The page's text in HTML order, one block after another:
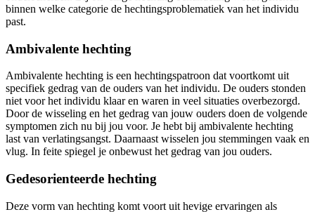
binnen welke categorie de hechtingsproblematiek van het individu
past.
Ambivalente hechting
Ambivalente hechting is een hechtingspatroon dat voortkomt uit
specifiek gedrag van de ouders van het individu. De ouders stonden
niet voor het individu klaar en waren in veel situaties overbezorgd.
Door de wisseling en het gedrag van jouw ouders doen de volgende
symptomen zich nu bij jou voor. Je hebt bij ambivalente hechting
last van verlatingsangst. Daarnaast wisselen jou stemmingen vaak en
vlug. In feite spiegel je onbewust het gedrag van jou ouders.
Gedesorienteerde hechting
Deze vorm van hechting komt voort uit hevige ervaringen als